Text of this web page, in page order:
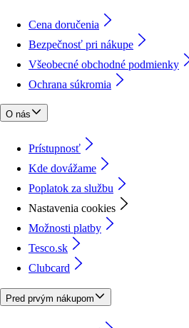
Cena doručenia
Bezpečnosť pri nákupe
Všeobecné obchodné podmienky
Ochrana súkromia
O nás
Prístupnosť
Kde dovážame
Poplatok za službu
Nastavenia cookies
Možnosti platby
Tesco.sk
Clubcard
Pred prvým nákupom